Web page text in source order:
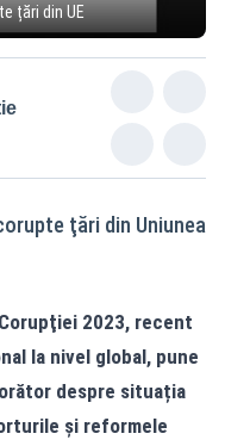
țări din UE
ţări din Uniunea
2023, recent
la nivel global, pune
despre situația
și reformele